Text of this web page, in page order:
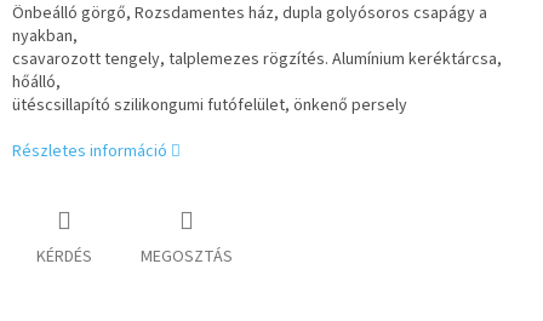
Önbeálló görgő, Rozsdamentes ház, dupla golyósoros csapágy a
nyakban,
csavarozott tengely, talplemezes rögzítés. Alumínium keréktárcsa,
hőálló,
ütéscsillapító szilikongumi futófelület, önkenő persely
Részletes információ
KÉRDÉS MEGOSZTÁS